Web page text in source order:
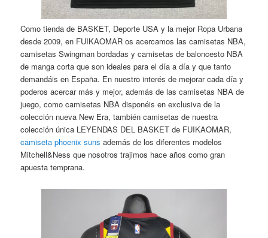
Como tienda de BASKET, Deporte USA y la mejor Ropa Urbana
desde 2009, en FUIKAOMAR os acercamos las camisetas NBA,
camisetas Swingman bordadas y camisetas de baloncesto NBA
de manga corta que son ideales para el día a día y que tanto
demandáis en España. En nuestro interés de mejorar cada día y
poderos acercar más y mejor, además de las camisetas NBA de
juego, como camisetas NBA disponéis en exclusiva de la
colección nueva New Era, también camisetas de nuestra
colección única LEYENDAS DEL BASKET de FUIKAOMAR,
camiseta phoenix suns además de los diferentes modelos
Mitchell&Ness que nosotros trajimos hace años como gran
apuesta temprana.